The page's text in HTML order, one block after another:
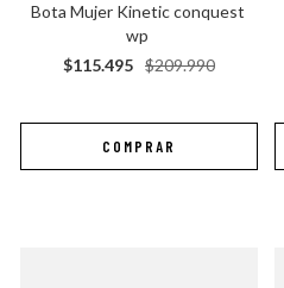
Bota Mujer Kinetic conquest
wp
$209.990
$115.495